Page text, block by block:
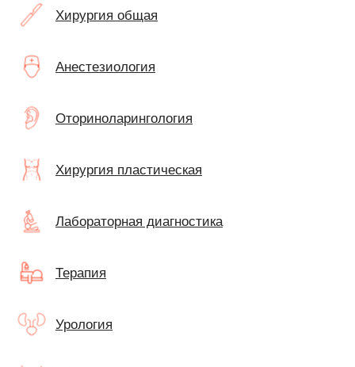
Хирургия общая
Анестезиология
Оториноларингология
Хирургия пластическая
Лабораторная диагностика
Терапия
Урология